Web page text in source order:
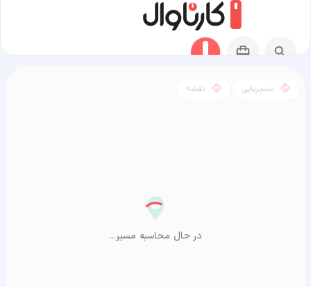
مسیریابی نقشه
در حال محاسبه مسیر...